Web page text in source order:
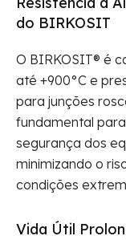
do BIRKOSIT
O BIRKOSIT® é
até +900°C e
para junções
fundamental
segurança dos
minimizando o
condições
Vida Útil